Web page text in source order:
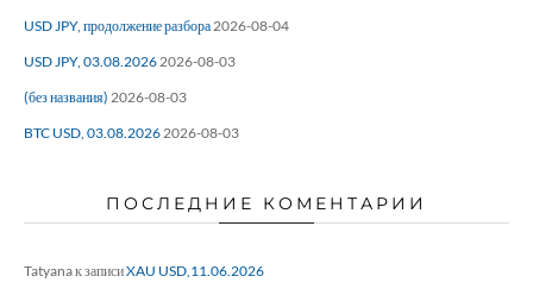
USD JPY, продолжение разбора 2026-08-04
USD JPY, 03.08.2026 2026-08-03
(без названия) 2026-08-03
BTC USD, 03.08.2026 2026-08-03
ПОСЛЕДНИЕ КОМЕНТАРИИ
Tatyanaк записиXAU USD,11.06.2026